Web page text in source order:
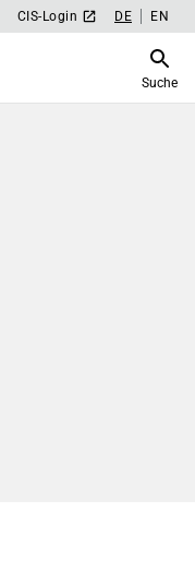
CIS-Login DE EN
Suche